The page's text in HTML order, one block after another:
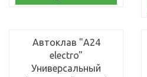
Автоклав "А24
electro"
Универсальный